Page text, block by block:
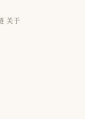
关于